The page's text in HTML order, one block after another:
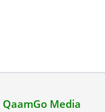
QaamGo Media